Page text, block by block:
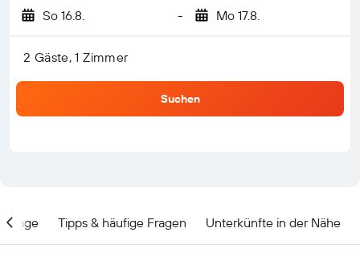
So 16.8. - Mo 17.8.
2 Gäste, 1 Zimmer
Suchen
Lage Tipps & häufige Fragen Unterkünfte in der Nähe